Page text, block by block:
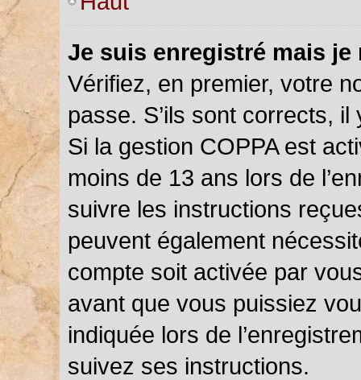
Je suis enregistré mais
Vérifiez, en premier, votre
passe. S’ils sont corrects,
Si la gestion COPPA est
moins de 13 ans lors de
suivre les instructions
peuvent également
compte soit activée par
avant que vous puissiez
indiquée lors de
suivez ses instructions.